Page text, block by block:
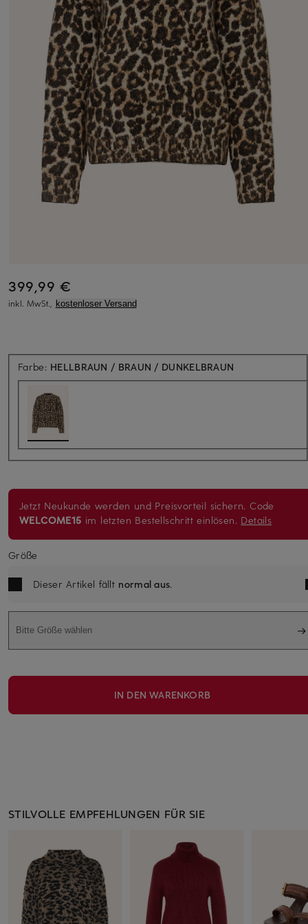
399,99 €
inkl. MwSt., kostenloser Versand
Farbe: HELLBRAUN / BRAUN / DUNKELBRAUN
Jetzt Neukunde werden und Preisvorteil sichern. Code
WELCOME15 im letzten Bestellschritt einlösen. Details
Größe
Dieser Artikel fällt normal aus.
Bitte Größe wählen
IN DEN WARENKORB
STILVOLLE EMPFEHLUNGEN FÜR SIE